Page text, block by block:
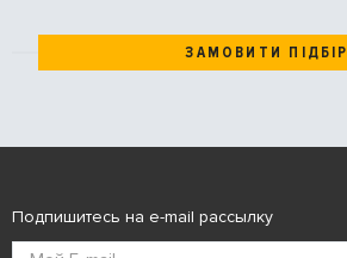
ЗАМОВИТИ ПІДБІР
Подпишитесь на e-mail рассылку